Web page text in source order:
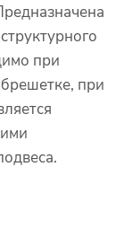
при
при